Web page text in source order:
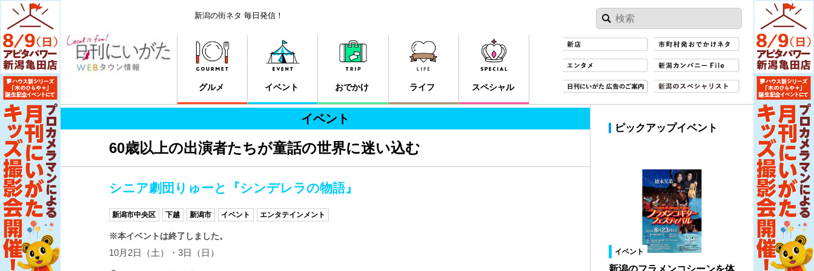
新潟の街ネタ 毎日発信！
グルメ イベント おでかけ ライフ スペシャル
イベント
60歳以上の出演者たちが童話の世界に迷い込む
シニア劇団りゅーと『シンデレラの物語』
新潟市中央区 下越 新潟市 イベント エンタテインメント
※本イベントは終了しました。
10月2日（土）・3日（日）
ピックアップイベント
イベント